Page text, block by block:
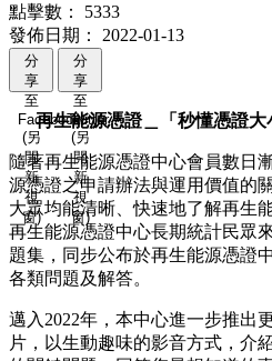
點擊數：
5333
發佈日期：
2022-01-13
分
享
至
Facebook
(另
開
新
視
窗)
分
享
至
Twitter
(另
開
新
視
窗)
再生能源憑證＿「秒懂憑證
隨著再生能源憑證中心會員數日
源憑證之申請辦法與運用價值的
大眾均能清晰、快速地了解再生
再生能源憑證中心長期統計民眾
題集，同步公布於再生能源憑證
各類問題及解答。
邁入 2022年，本中心進一步推出
片，以生動趣味的影音方式，介